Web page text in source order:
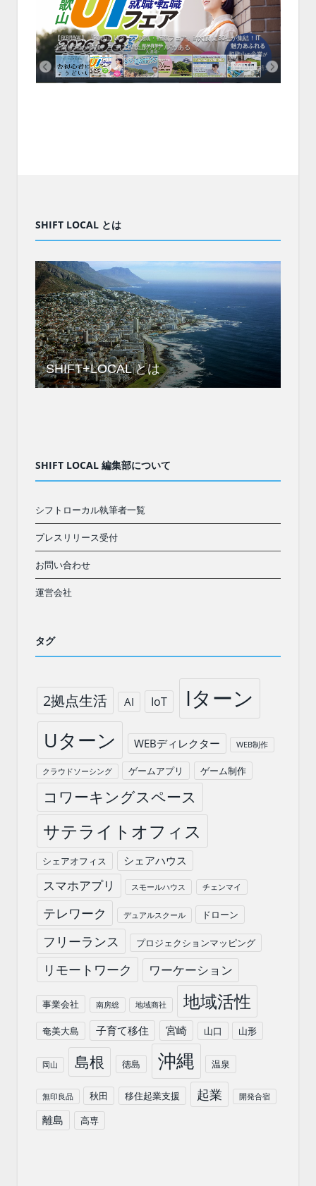
【8/8開催】「和歌山 UIターン就職・転職フェア」in大阪 に30社が集結！IT
企業も5社が参加、ここに“和歌山のリアル”がある
SHIFT LOCAL とは
SHIFT+LOCAL とは
SHIFT LOCAL 編集部について
シフトローカル執筆者一覧
プレスリリース受付
お問い合わせ
運営会社
タグ
2拠点生活 AI IoT Iターン
Uターン WEBディレクター WEB制作
クラウドソーシング ゲームアプリ ゲーム制作
コワーキングスペース
サテライトオフィス
シェアオフィス シェアハウス
スマホアプリ スモールハウス チェンマイ
テレワーク デュアルスクール ドローン
フリーランス プロジェクションマッピング
リモートワーク ワーケーション
事業会社 南房総 地域商社 地域活性
奄美大島 子育て移住 宮崎 山口 山形
岡山 島根 徳島 沖縄 温泉
無印良品 秋田 移住起業支援 起業 開発合宿
離島 高専